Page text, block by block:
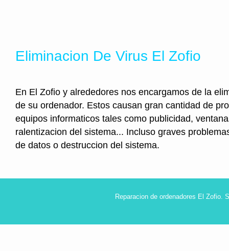
Eliminacion De Virus El Zofio
En El Zofio y alrededores nos encargamos de la
de su ordenador. Estos causan gran cantidad de
equipos informaticos tales como publicidad,
ralentizacion del sistema... Incluso graves
de datos o destruccion del sistema.
Reparacion de ordenadores El Zofio.